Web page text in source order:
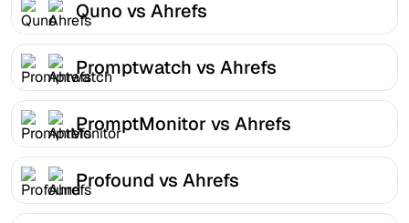
Quno vs Ahrefs
Promptwatch vs Ahrefs
PromptMonitor vs Ahrefs
Profound vs Ahrefs